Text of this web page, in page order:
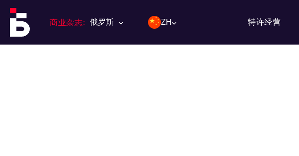
商业杂志: 俄罗斯 ZH 特许经营